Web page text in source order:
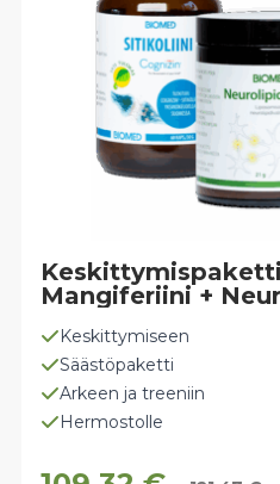
Keskittymiseen
Säästöpaketti
Arkeen ja treeniin
Hermostolle
Mangiferiini +